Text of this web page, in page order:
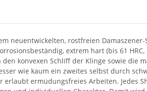
neuentwickelten, rostfreien
extrem hart (bis 61
konvexen Schliff der Klinge sowie die
wie kaum ein zweites selbst durch
erlaubt ermüdungsfreies Arbeiten. Jedes